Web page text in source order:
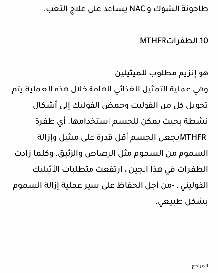
طاحونة الشوك و NAC يساعد على علاج التعب.
10.الطفراتMTHFR
هو إنزيم مطلوب للميثيلين
وهي عملية التمثيل الغذائي الهامة خلال هذه العملية يتم
تحويل كل من الفوليت وحمض الفوليك إلى أشكال
نشطة بحيث يمكن للجسم استخدامها. أي طفرة
MTHFRيجعل الجسم أقل قدرة على ميثيل وإزالة
السموم من السموم مثل الرصاص والزئبق. وكلما زادت
الطفرات في هذا الجين ، ارتفعت متطلبات الأثيليك
الفوليني ، -من أجل الحفاظ على سير عملية إزالة السموم
بشكل طبيعي.
المراجع